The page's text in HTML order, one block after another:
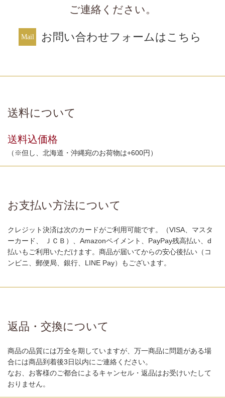
ご連絡ください。
お問い合わせフォームはこちら
送料について
送料込価格
（※但し、北海道・沖縄宛のお荷物は+600円）
お支払い方法について
クレジット決済は次のカードがご利用可能です。（VISA、マスタ
ーカード、 ＪＣＢ）、Amazonペイメント、PayPay残高払い、d
払いもご利用いただけます。商品が届いてからの安心後払い（コ
ンビニ、郵便局、銀行、LINE Pay）もございます。
返品・交換について
商品の品質には万全を期していますが、万一商品に問題がある場
合には商品到着後3日以内にご連絡ください。
なお、お客様のご都合によるキャンセル・返品はお受けいたして
おりません。